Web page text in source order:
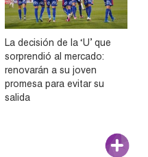
La decisión de la ‘U’ que
sorprendió al mercado:
renovarán a su joven
promesa para evitar su
salida